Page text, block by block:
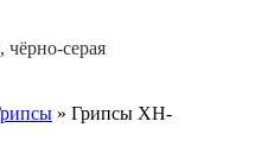
серая
» Грипсы XH-